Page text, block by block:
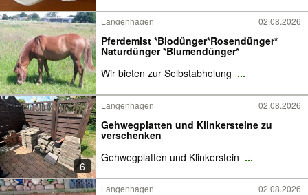
Langenhagen 02.08.2026
Pferdemist *Biodünger*Rosendünger*
Naturdünger *Blumendünger*
Wir bieten zur Selbstabholung ...
6
Langenhagen 02.08.2026
Gehwegplatten und Klinkersteine zu
verschenken
Gehwegplatten und Klinkerstein ...
Langenhagen 02.08.2026